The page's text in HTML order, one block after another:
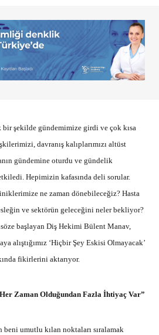
şekilde gündemimize girdi ve çok kısa
davranış kalıplarımızı altüst
gündemine oturdu ve gündelik
Hepimizin kafasında deli sorular.
ne zaman dönebileceğiz? Hasta
ve sektörün geleceğini neler bekliyor?
başlayan Diş Hekimi Bülent Manav,
alıştığımız ‘Hiçbir Şey Eskisi Olmayacak’
fikirlerini aktarıyor.
Zaman Olduğundan Fazla İhtiyaç Var”
beni umutlu kılan noktaları sıralamak